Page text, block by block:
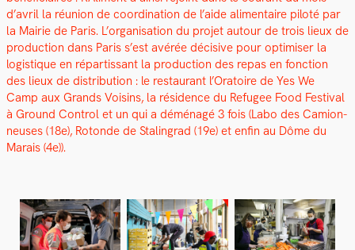
d’avril la réu­nion de coor­di­na­tion de l’aide ali­men­taire piloté par
la Mairie de Paris. L’organisation du pro­jet autour de trois lieux de
pro­duc­tion dans Paris s’est avérée déci­sive pour opti­miser la
logis­tique en répar­tis­sant la pro­duc­tion des repas en fonc­tion
des lieux de dis­tri­b­u­tion : le restau­rant l’Oratoire de Yes We
Camp aux Grands Voisins, la rési­dence du Refugee Food Fes­ti­val
à Ground Con­trol et un qui a démé­nagé 3 fois (Labo des Camion­
neuses (18e), Rotonde de Stal­in­grad (19e) et enfin au Dôme du
Marais (4e)).